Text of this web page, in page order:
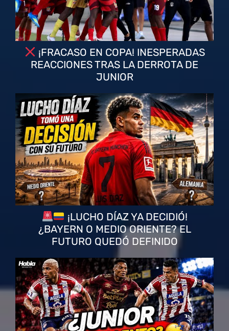
¡FRACASO EN COPA! INESPERADAS
REACCIONES TRAS LA DERROTA DE
JUNIOR
¡LUCHO DÍAZ YA DECIDIÓ!
¿BAYERN O MEDIO ORIENTE? EL
FUTURO QUEDÓ DEFINIDO